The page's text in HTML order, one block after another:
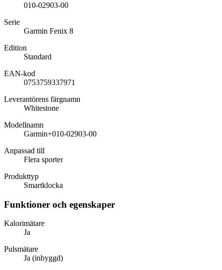
010-02903-00
Serie
Garmin Fenix 8
Edition
Standard
EAN-kod
0753759337971
Leverantörens färgnamn
Whitestone
Modellnamn
Garmin+010-02903-00
Anpassad till
Flera sporter
Produkttyp
Smartklocka
Funktioner och egenskaper
Kalorimätare
Ja
Pulsmätare
Ja (inbyggd)